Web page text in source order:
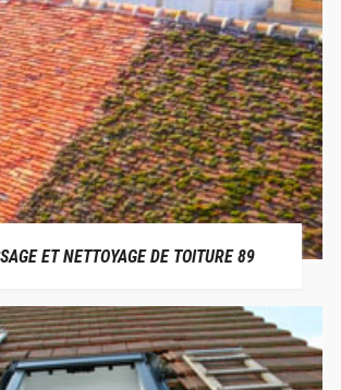
ET NETTOYAGE DE TOITURE 89